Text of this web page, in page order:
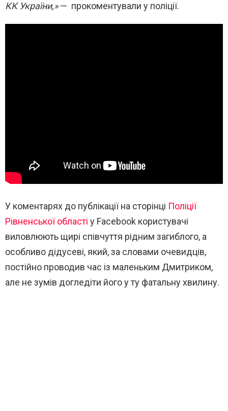
КК України,»— прокоментували у поліції.
У коментарях до публікації на сторінці Поліції
Рівненської області у Facebook користувачі
виловлюють щирі співчуття рідним загиблого, а
особливо дідусеві, який, за словами очевидців,
постійно проводив час із маленьким Дмитриком,
але не зумів догледіти його у ту фатальну хвилину.